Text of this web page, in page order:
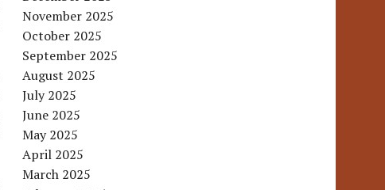
November 2025
October 2025
September 2025
August 2025
July 2025
June 2025
May 2025
April 2025
March 2025